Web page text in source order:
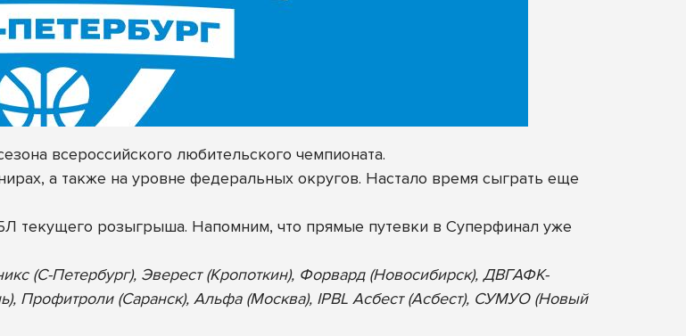
всероссийского любительского чемпионата.
а также на уровне федеральных округов. Настало время сыграть еще
текущего розыгрыша. Напомним, что прямые путевки в Суперфинал уже
(С-Петербург), Эверест (Кропоткин), Форвард (Новосибирск), ДВГАФК-
Профитроли (Саранск), Альфа (Москва), IPBL Асбест (Асбест), СУМУО (Новый